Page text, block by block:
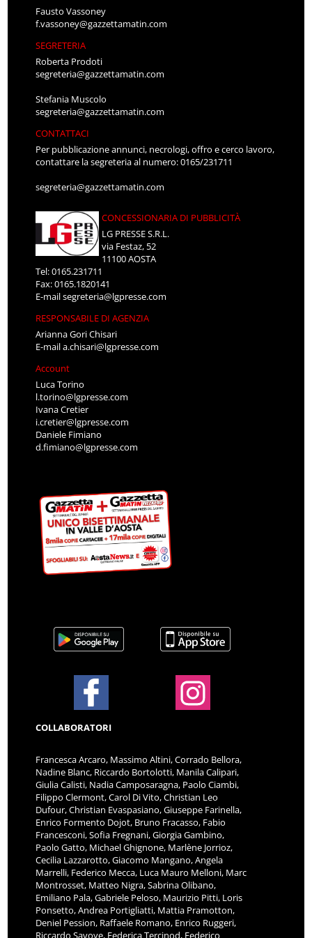
Fausto Vassoney
f.vassoney@gazzettamatin.com
SEGRETERIA
Roberta Prodoti
segreteria@gazzettamatin.com
Stefania Muscolo
segreteria@gazzettamatin.com
CONTATTACI
Per pubblicazione annunci, necrologi, offro e cerco lavoro,
contattare la segreteria al numero: 0165/231711
segreteria@gazzettamatin.com
CONCESSIONARIA DI PUBBLICITÀ
LG PRESSE S.R.L.
via Festaz, 52
11100 AOSTA
Tel: 0165.231711
Fax: 0165.1820141
E-mailsegreteria@lgpresse.com
RESPONSABILE DI AGENZIA
Arianna Gori Chisari
E-maila.chisari@lgpresse.com
Account
Luca Torino
l.torino@lgpresse.com
Ivana Cretier
i.cretier@lgpresse.com
Daniele Fimiano
d.fimiano@lgpresse.com
COLLABORATORI
Francesca Arcaro, Massimo Altini, Corrado Bellora,
Nadine Blanc, Riccardo Bortolotti, Manila Calipari,
Giulia Calisti, Nadia Camposaragna, Paolo Ciambi,
Filippo Clermont, Carol Di Vito, Christian Leo
Dufour, Christian Evaspasiano, Giuseppe Farinella,
Enrico Formento Dojot, Bruno Fracasso, Fabio
Francesconi, Sofia Fregnani, Giorgia Gambino,
Paolo Gatto, Michael Ghignone, Marlène Jorrioz,
Cecilia Lazzarotto, Giacomo Mangano, Angela
Marrelli, Federico Mecca, Luca Mauro Melloni, Marc
Montrosset, Matteo Nigra, Sabrina Olibano,
Emiliano Pala, Gabriele Peloso, Maurizio Pitti, Loris
Ponsetto, Andrea Portigliatti, Mattia Pramotton,
Deniel Pession, Raffaele Romano, Enrico Ruggeri,
Riccardo Savoye, Federica Tercinod, Federico